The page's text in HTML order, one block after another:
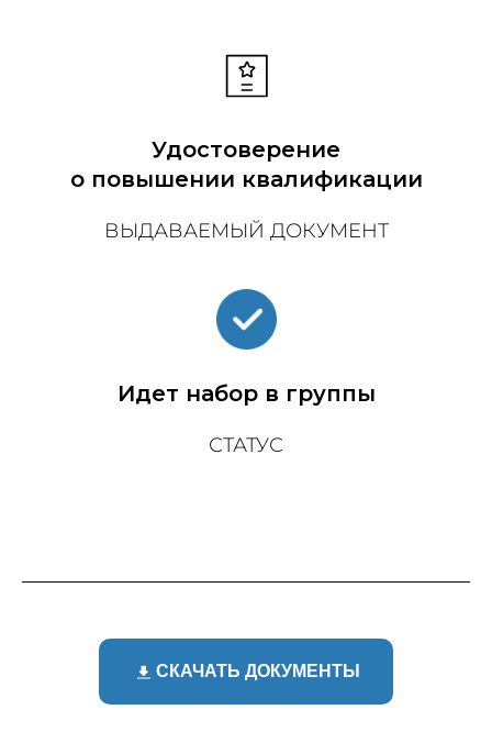
Удостоверение
о повышении квалификации
ВЫДАВАЕМЫЙ ДОКУМЕНТ
Идет набор в группы
СТАТУС
СКАЧАТЬ ДОКУМЕНТЫ